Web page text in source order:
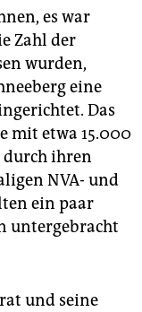
es war
Zahl der
wurden,
eine
Das
mit etwa 15.000
durch ihren
NVA- und
ein paar
untergebracht
und seine